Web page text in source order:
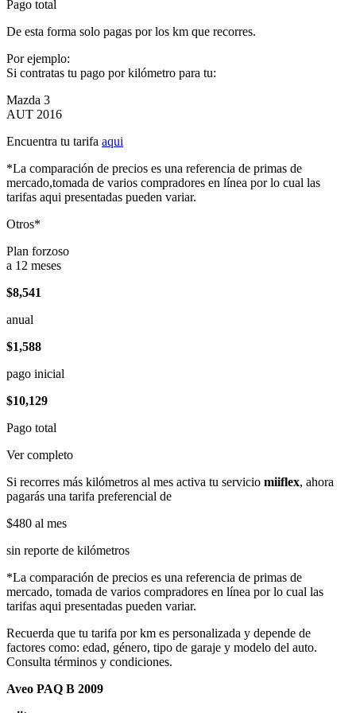
Pago total
De esta forma solo pagas por los km que recorres.
Por ejemplo:
Si contratas tu pago por kilómetro para tu:
Mazda 3
AUT 2016
Encuentra tu tarifa aqui
*La comparación de precios es una referencia de primas de
mercado,tomada de varios compradores en línea por lo cual las
tarifas aqui presentadas pueden variar.
Otros*
Plan forzoso
a 12 meses
$8,541
anual
$1,588
pago inicial
$10,129
Pago total
Ver completo
Si recorres más kilómetros al mes activa tu servicio miiflex, ahora
pagarás una tarifa preferencial de
$480 al mes
sin reporte de kilómetros
*La comparación de precios es una referencia de primas de
mercado, tomada de varios compradores en línea por lo cual las
tarifas aqui presentadas pueden variar.
Recuerda que tu tarifa por km es personalizada y depende de
factores como: edad, género, tipo de garaje y modelo del auto.
Consulta términos y condiciones.
Aveo PAQ B 2009